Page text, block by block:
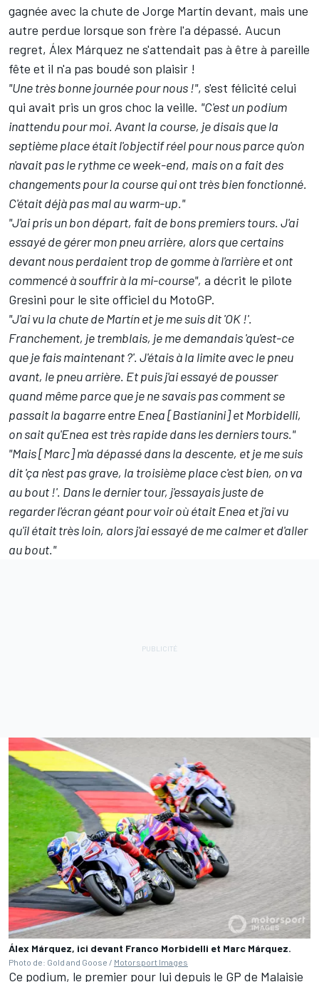
gagnée avec la chute de Jorge Martín devant, mais une
autre perdue lorsque son frère l'a dépassé. Aucun
regret, Álex Márquez ne s'attendait pas à être à pareille
fête et il n'a pas boudé son plaisir !
"Une très bonne journée pour nous !", s'est félicité celui
qui avait pris un gros choc la veille. "C'est un podium
inattendu pour moi. Avant la course, je disais que la
septième place était l'objectif réel pour nous parce qu'on
n'avait pas le rythme ce week-end, mais on a fait des
changements pour la course qui ont très bien fonctionné.
C'était déjà pas mal au warm-up."
"J'ai pris un bon départ, fait de bons premiers tours. J'ai
essayé de gérer mon pneu arrière, alors que certains
devant nous perdaient trop de gomme à l'arrière et ont
commencé à souffrir à la mi-course", a décrit le pilote
Gresini pour le site officiel du MotoGP.
"J'ai vu la chute de Martín et je me suis dit 'OK !'.
Franchement, je tremblais, je me demandais 'qu'est-ce
que je fais maintenant ?'. J'étais à la limite avec le pneu
avant, le pneu arrière. Et puis j'ai essayé de pousser
quand même parce que je ne savais pas comment se
passait la bagarre entre Enea [Bastianini] et Morbidelli,
on sait qu'Enea est très rapide dans les derniers tours."
"Mais [Marc] m'a dépassé dans la descente, et je me suis
dit 'ça n'est pas grave, la troisième place c'est bien, on va
au bout !'. Dans le dernier tour, j'essayais juste de
regarder l'écran géant pour voir où était Enea et j'ai vu
qu'il était très loin, alors j'ai essayé de me calmer et d'aller
au bout."
Álex Márquez, ici devant Franco Morbidelli et Marc Márquez.
Photo de: Gold and Goose / Motorsport Images
Ce podium, le premier pour lui depuis le GP de Malaisie